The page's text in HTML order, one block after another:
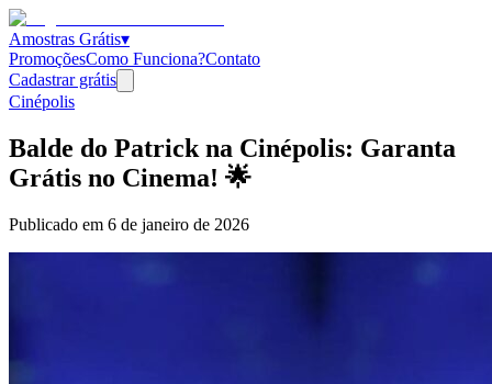
Amostras Grátis▾
PromoçõesComo Funciona?Contato
Cadastrar grátis
Cinépolis
Balde do Patrick na Cinépolis: Garanta
Grátis no Cinema! 🌟
Publicado em 6 de janeiro de 2026